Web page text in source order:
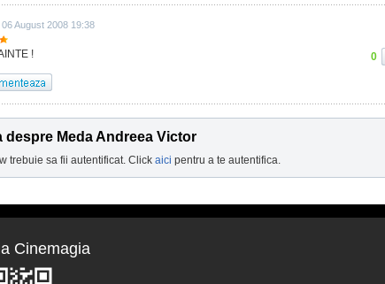
06 August 2008 19:38
! 0
despre Meda Andreea Victor
trebuie sa fii autentificat. Click aici pentru a te autentifica.
Cinemagia